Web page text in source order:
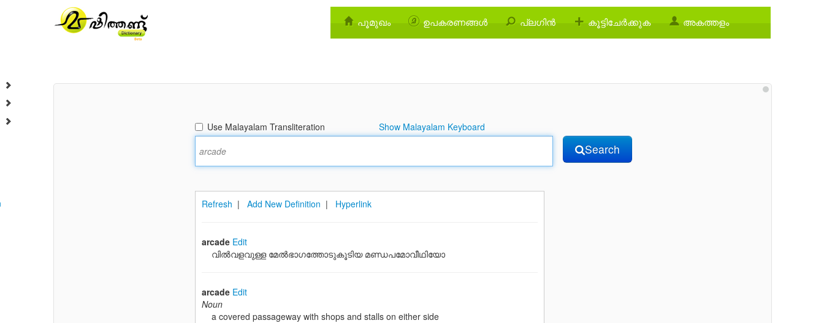
പൂമുഖം ഉപകരണങ്ങള്‍ പ്ലഗിന്‍ കൂട്ടിചേര്‍ക്കുക അകത്തളം
Use Malayalam Transliteration Show Malayalam Keyboard
Search
Refresh | Add New Definition | Hyperlink
arcade Edit
വില്‍വളവുള്ള മേല്‍ഭാഗത്തോടുകൂടിയ മണ്ഡപമോവീഥിയോ
arcade Edit
Noun
a covered passageway with shops and stalls on either side